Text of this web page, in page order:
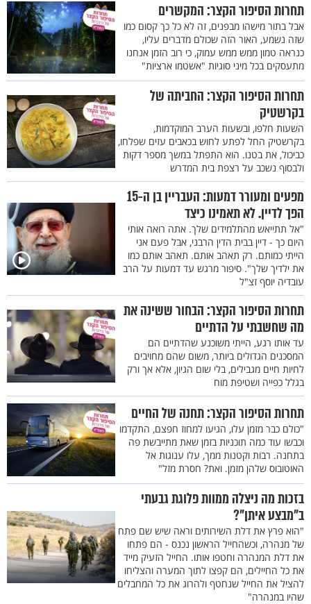
תחרות הסיפור הקצר: המקשרים
אבל בתור מישהו מבפנים, זה לא כל כך קסום כמו
שזה נשמע, האור הזה שכולם מדברים עליו,
כנראה טמון ממש ממש עמוק, כי רוב הזמן אנחנו
מתעסקים בכל מיני סוגיות "אשטמו ארציות"
תחרות הסיפור הקצר: החביתה של
בקרשטיק
השעות חלפו, ובשעות הערב המוקדמות,
בקרשטיק החל לפתע לחוש בכאבים עזים שפלחו,
כביכול, את בטנו. הוא התפתל במשך מספר דקות
ולבסוף נשכב על רצפת בית המדרש
מפעים ומעורר דמעות: העבריין בן ה-15
הפך לדיין. לא תאמינו כיצד
"אל תתייאש מהתלמידים שלך. אתה רואה אותי
היום כך - דיין בבית הדין הרבני, אבל פעם אני
הייתי כמותם. רק תאהב אותם. תאהב אותם כמו
את ילדיך שלך". סיפור מרגש עד דמעות על הרב
עובדיה יוסף זצ"ל
תחרות הסיפור הקצר: הבחור ששינה את
מה שחשבתי על הדתיים
עד אותו רגע, הייתי משוכנע שהדתיים הם
המסכנים הגדולים ביותר, משום שהם מחויבים
לחיות חיים מגבילים, בלי שום הגיון, אלא אך ורק
בגלל כפייה ושטיפת מוח
תחרות הסיפור הקצר: תחנה של החיים
"כולם כבר מזמן עלו, הגיעו למחוז חפצם, התקדמו
וכבשו עוד כמה תוכניות בזמן שאת מתייבשת פה
בתחנה. רבות וקטנות ממך, עלו ענוגות אל
האוטובוס שלהן מזמן. ואת? חסרת מזל"
בזכות מה ניצלה ממוות פלוגת גבעתי
ב"מבצע איתן"?
"הוא פרץ את דלת השירותים וראה שיש שם פתח
של מנהרה, וכשהחייל הראשון נכנס - הם פתחו
את דלת המנהרה וחטפו אותו. החייל הזעיק מייד
את כל החיילים, הם קפצו לתוך המערה והצליחו
להציל את החייל שנחטף ולהרוג את כל המחבלים
שהיו במנהרה"